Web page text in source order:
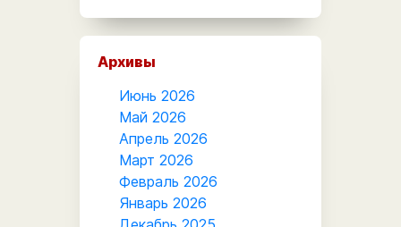
Архивы
Июнь 2026
Май 2026
Апрель 2026
Март 2026
Февраль 2026
Январь 2026